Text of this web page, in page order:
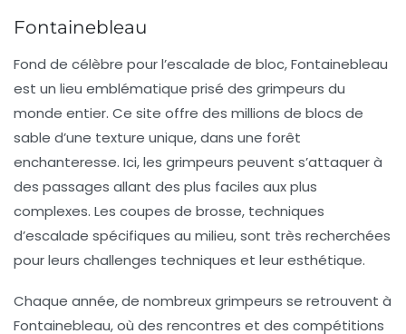
Fontainebleau
Fond de célèbre pour l’escalade de bloc,Fontainebleau
est un lieu emblématique prisé des grimpeurs du
monde entier. Ce site offre des millions de blocs de
sable d’une texture unique, dans une forêt
enchanteresse. Ici, les grimpeurs peuvent s’attaquer à
des passages allant des plus faciles aux plus
complexes. Les coupes de brosse, techniques
d’escalade spécifiques au milieu, sont très recherchées
pour leurs challenges techniques et leur esthétique.
Chaque année, de nombreux grimpeurs se retrouvent à
Fontainebleau, où des rencontres et des compétitions